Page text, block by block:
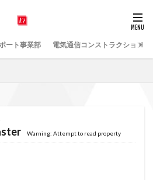
ート事業部 電気通信コンストラクション事
Warning: Attempt to read property